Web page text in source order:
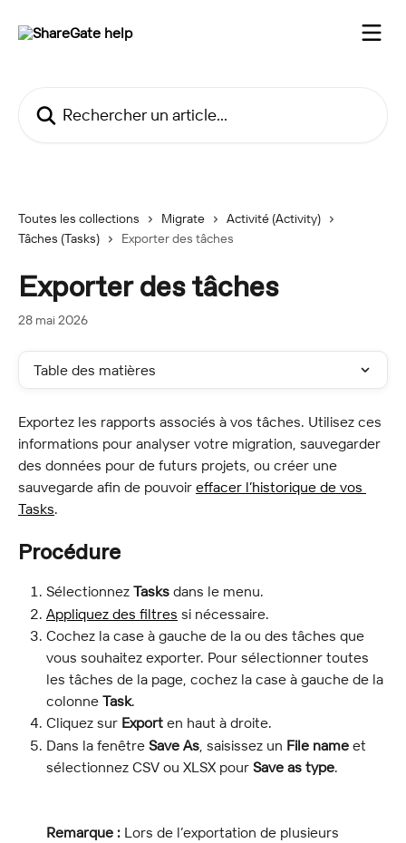
Toutes les collections Migrate
Activité (Activity)
Tâches (Tasks)
Exporter des tâches
Exporter des tâches
28 mai 2026
Table des matières
Exportez les rapports associés à vos tâches. Utilisez ces
informations pour analyser votre migration, sauvegarder
des données pour de futurs projets, ou créer une
sauvegarde afin de pouvoir effacer l’historique de vos
Tasks.
Procédure
Sélectionnez Tasks dans le menu.
Appliquez des filtres si nécessaire.
Cochez la case à gauche de la ou des tâches que
vous souhaitez exporter. Pour sélectionner toutes
les tâches de la page, cochez la case à gauche de la
colonne Task.
Cliquez sur Export en haut à droite.
Dans la fenêtre Save As , saisissez un File name et
sélectionnez CSV ou XLSX pour Save as type.
Remarque : Lors de l’exportation de plusieurs